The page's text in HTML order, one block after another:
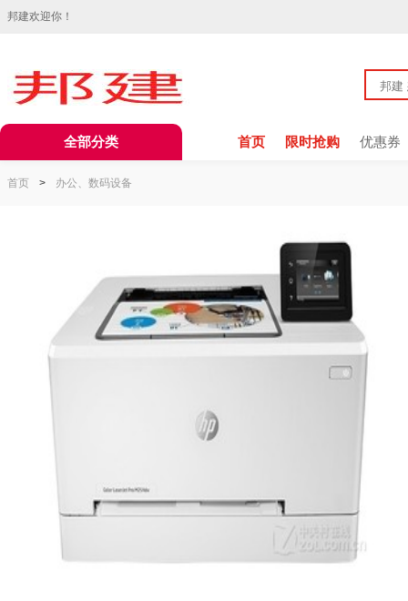
邦建欢迎你！
全部分类 首页 限时抢购 优惠券
首页 > 办公、数码设备